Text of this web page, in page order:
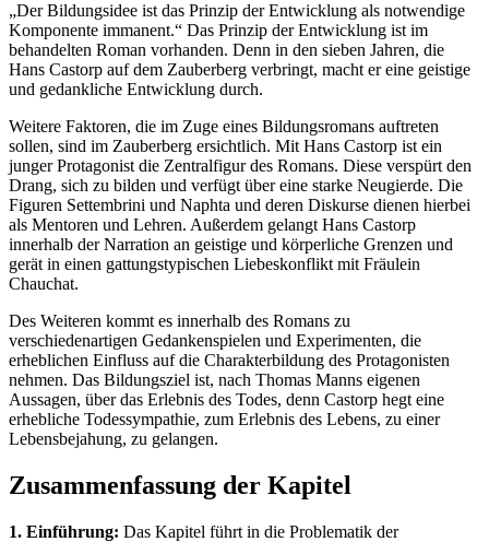
„Der Bildungsidee ist das Prinzip der Entwicklung als notwendige
Komponente immanent.“ Das Prinzip der Entwicklung ist im
behandelten Roman vorhanden. Denn in den sieben Jahren, die
Hans Castorp auf dem Zauberberg verbringt, macht er eine geistige
und gedankliche Entwicklung durch.
Weitere Faktoren, die im Zuge eines Bildungsromans auftreten
sollen, sind im Zauberberg ersichtlich. Mit Hans Castorp ist ein
junger Protagonist die Zentralfigur des Romans. Diese verspürt den
Drang, sich zu bilden und verfügt über eine starke Neugierde. Die
Figuren Settembrini und Naphta und deren Diskurse dienen hierbei
als Mentoren und Lehren. Außerdem gelangt Hans Castorp
innerhalb der Narration an geistige und körperliche Grenzen und
gerät in einen gattungstypischen Liebeskonflikt mit Fräulein
Chauchat.
Des Weiteren kommt es innerhalb des Romans zu
verschiedenartigen Gedankenspielen und Experimenten, die
erheblichen Einfluss auf die Charakterbildung des Protagonisten
nehmen. Das Bildungsziel ist, nach Thomas Manns eigenen
Aussagen, über das Erlebnis des Todes, denn Castorp hegt eine
erhebliche Todessympathie, zum Erlebnis des Lebens, zu einer
Lebensbejahung, zu gelangen.
Zusammenfassung der Kapitel
1. Einführung: Das Kapitel führt in die Problematik der